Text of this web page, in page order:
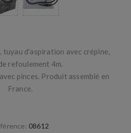
tuyau d'aspiration avec crépine,
refoulement 4m.
pinces. Produit assemblé en
France.
08612